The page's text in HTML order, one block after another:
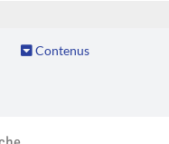
Contenus